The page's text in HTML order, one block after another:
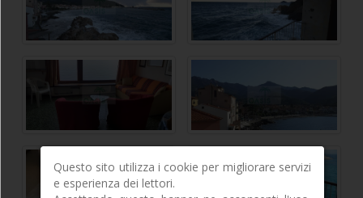
Questo sito utilizza i cookie per migliorare servizi
e esperienza dei lettori.